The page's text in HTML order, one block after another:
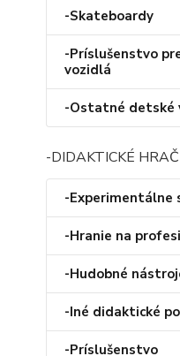
-Skateboardy
-Príslušenstvo
vozidlá
-Ostatné detské
-DIDAKTICKÉ
-Experimentálne
-Hranie na
-Hudobné
-Iné didaktické
-Príslušenstvo